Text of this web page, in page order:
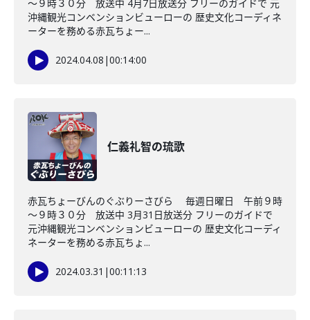
～９時３０分 放送中 4月7日放送分 フリーのガイドで 元
沖縄観光コンベンションビューローの 歴史文化コーディネ
ーターを務める赤瓦ちょー...
2024.04.08 |00:14:00
仁義礼智の琉歌
赤瓦ちょーびんのぐぶりーさびら 毎週日曜日 午前９時
～９時３０分 放送中 3月31日放送分 フリーのガイドで
元沖縄観光コンベンションビューローの 歴史文化コーディ
ネーターを務める赤瓦ちょ...
2024.03.31 |00:11:13